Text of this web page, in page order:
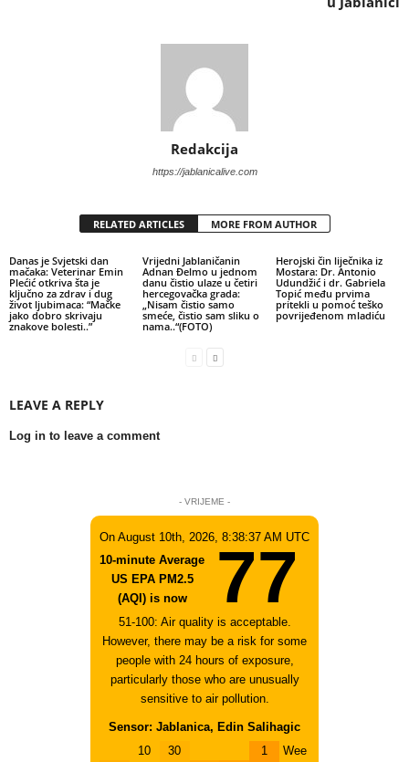
Redakcija
https://jablanicalive.com
RELATED ARTICLES MORE FROM AUTHOR
Danas je Svjetski dan
mačaka: Veterinar Emin
Plećić otkriva šta je
ključno za zdrav i dug
život ljubimaca: “Mačke
jako dobro skrivaju
znakove bolesti..”
Vrijedni Jablaničanin
Adnan Đelmo u jednom
danu čistio ulaze u četiri
hercegovačka grada:
„Nisam čistio samo
smeće, čistio sam sliku o
nama..“(FOTO)
Herojski čin liječnika iz
Mostara: Dr. Antonio
Udundžić i dr. Gabriela
Topić među prvima
pritekli u pomoć teško
povrijeđenom mladiću
LEAVE A REPLY
Log in to leave a comment
- VRIJEME -
On August 10th, 2026, 8:38:37 AM UTC
10-minute Average
US EPA PM2.5
(AQI) is now
77
51-100: Air quality is acceptable.
However, there may be a risk for some
people with 24 hours of exposure,
particularly those who are unusually
sensitive to air pollution.
Sensor: Jablanica, Edin Salihagic
10
30
1
Wee